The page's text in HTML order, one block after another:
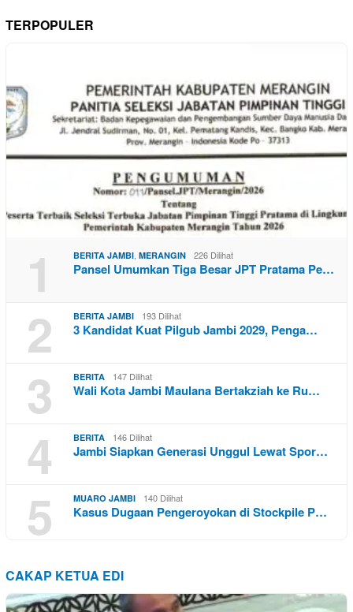
TERPOPULER
1 BERITA JAMBI, MERANGIN 226 Dilihat
Pansel Umumkan Tiga Besar JPT Pratama Pe…
2 BERITA JAMBI 193 Dilihat
3 Kandidat Kuat Pilgub Jambi 2029, Penga…
3 BERITA 147 Dilihat
Wali Kota Jambi Maulana Bertakziah ke Ru…
4 BERITA 146 Dilihat
Jambi Siapkan Generasi Unggul Lewat Spor…
5 MUARO JAMBI 140 Dilihat
Kasus Dugaan Pengeroyokan di Stockpile P…
CAKAP KETUA EDI